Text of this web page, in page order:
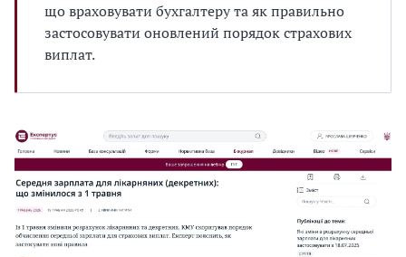
що враховувати бухгалтеру та як правильно
застосовувати оновлений порядок страхових
виплат.